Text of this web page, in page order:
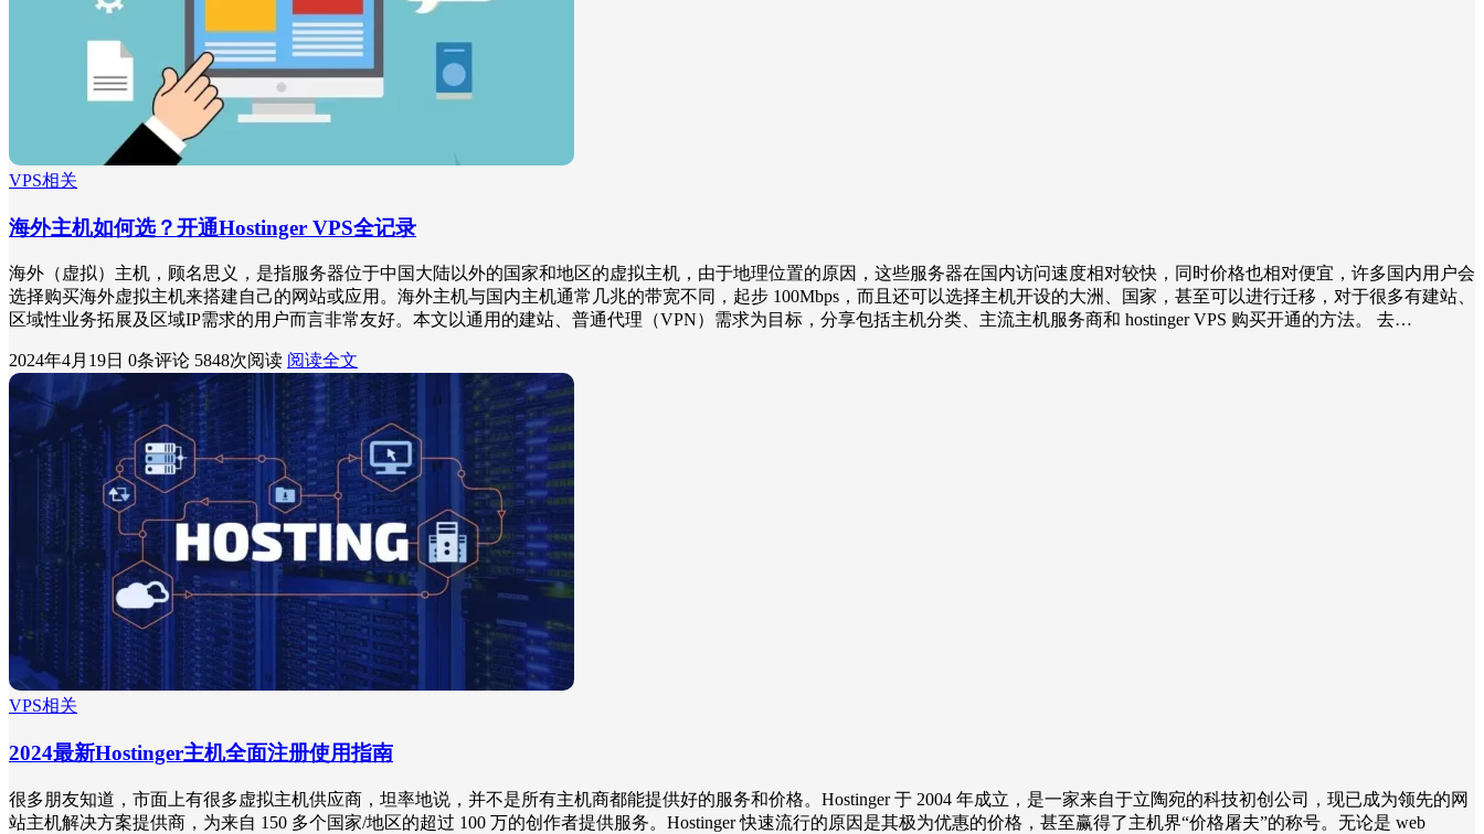
VPS相关
海外主机如何选？开通Hostinger VPS全记录
海外（虚拟）主机，顾名思义，是指服务器位于中国大陆以外的国家和地区的虚拟主机，由于地理位置的原因，这些服务器在国内访问速度相对较快，同时价格也相对便宜，许多国内用户会
选择购买海外虚拟主机来搭建自己的网站或应用。海外主机与国内主机通常几兆的带宽不同，起步 100Mbps，而且还可以选择主机开设的大洲、国家，甚至可以进行迁移，对于很多有建站、
区域性业务拓展及区域IP需求的用户而言非常友好。本文以通用的建站、普通代理（VPN）需求为目标，分享包括主机分类、主流主机服务商和 hostinger VPS 购买开通的方法。 去…
2024年4月19日 0条评论 5848次阅读 阅读全文
VPS相关
2024最新Hostinger主机全面注册使用指南
很多朋友知道，市面上有很多虚拟主机供应商，坦率地说，并不是所有主机商都能提供好的服务和价格。Hostinger 于 2004 年成立，是一家来自于立陶宛的科技初创公司，现已成为领先的网
站主机解决方案提供商，为来自 150 多个国家/地区的超过 100 万的创作者提供服务。Hostinger 快速流行的原因是其极为优惠的价格，甚至赢得了主机界“价格屠夫”的称号。无论是 web